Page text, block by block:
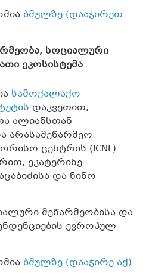
ბმულზე (დააჭირეთ
სოციალური
ეკოსისტემა
სამოქალაქო
დაკვეთით,
ალიანსთან
ცენტრის (ICNL)
ეკატერინე
და ნინო
მეწარმეობისა და
ევროპულ
ბმულზე (დააჭირე აქ).